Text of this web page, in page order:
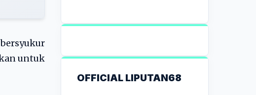
untuk
OFFICIAL LIPUTAN68